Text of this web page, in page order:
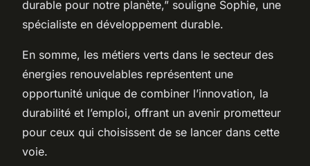
durable pour notre planète,” souligne Sophie, une
spécialiste en développement durable.
En somme, les métiers verts dans le secteur des
énergies renouvelables représentent une
opportunité unique de combiner l’innovation, la
durabilité et l’emploi, offrant un avenir prometteur
pour ceux qui choisissent de se lancer dans cette
voie.